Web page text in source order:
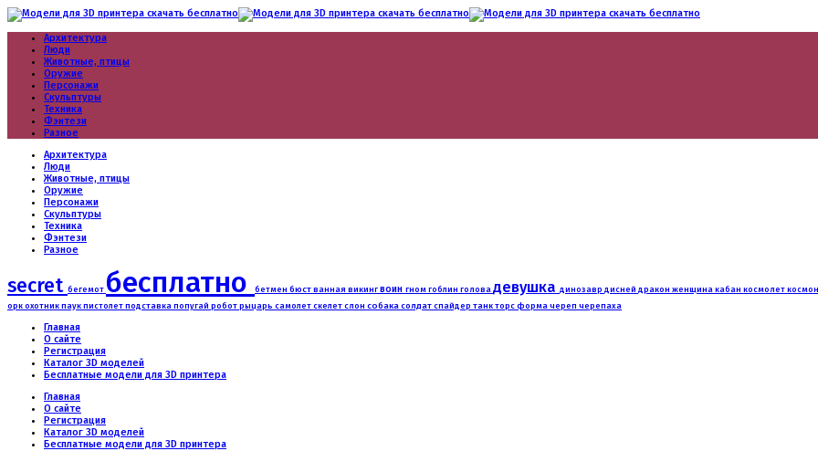
Архитектура
Люди
Животные, птицы
Оружие
Персонажи
Скульптуры
Техника
Фэнтези
Разное
Архитектура
Люди
Животные, птицы
Оружие
Персонажи
Скульптуры
Техника
Фэнтези
Разное
secret бегемот бесплатно бетмен бюст ванная викинг воин гном гоблин голова девушка динозавр дисней дракон женщина кабан космолет
орк охотник паук пистолет подставка попугай робот рыцарь самолет скелет слон собакасолдат спайдер танк торс форма череп черепаха
Главная
О сайте
Регистрация
Каталог 3D моделей
Бесплатные модели для 3D принтера
Главная
О сайте
Регистрация
Каталог 3D моделей
Бесплатные модели для 3D принтера